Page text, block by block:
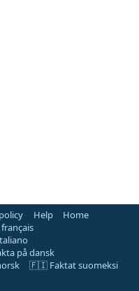
Help
Home
på dansk
🇫🇮 Faktat suomeksi